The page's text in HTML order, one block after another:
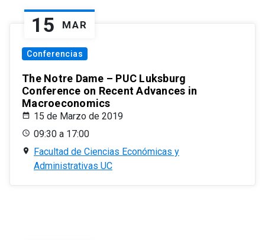
15 MAR
Conferencias
The Notre Dame – PUC Luksburg
Conference on Recent Advances in
Macroeconomics
15 de Marzo de 2019
09:30 a 17:00
Facultad de Ciencias Económicas y
Administrativas UC